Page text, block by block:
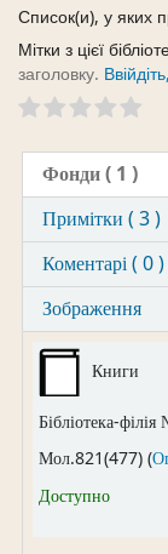
Список(и), у яких
Мітки з цієї
заголовку.
Фонди( 1 )
Примітки ( 3 )
Коментарі ( 0 )
Зображення
Книги
Бібліотека-
Мол.821(477) (
Доступно